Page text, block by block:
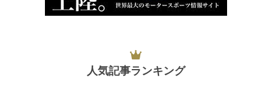
人気記事ランキング